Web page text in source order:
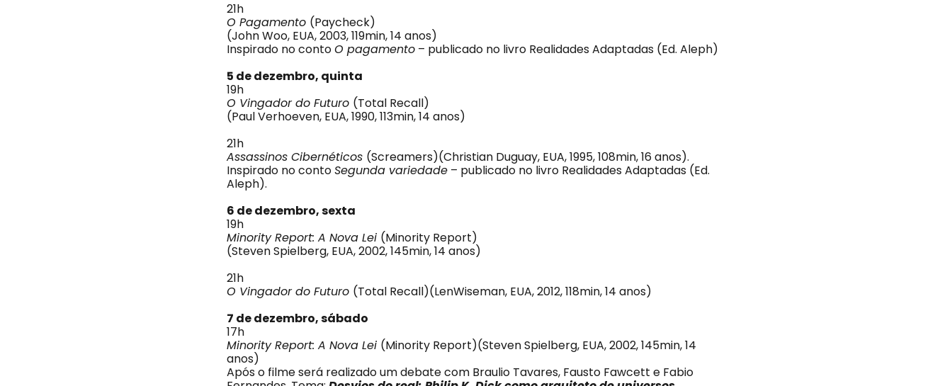
21h
O Pagamento (Paycheck)
(John Woo, EUA, 2003, 119min, 14 anos)
Inspirado no contoO pagamento – publicado no livro Realidades Adaptadas (Ed. Aleph)
5 de dezembro, quinta
19h
O Vingador do Futuro (Total Recall)
(Paul Verhoeven, EUA, 1990, 113min, 14 anos)
21h
Assassinos Cibernéticos (Screamers)(Christian Duguay, EUA, 1995, 108min, 16 anos).
Inspirado no contoSegunda variedade – publicado no livro Realidades Adaptadas (Ed.
Aleph).
6 de dezembro, sexta
19h
Minority Report: A Nova Lei (Minority Report)
(Steven Spielberg, EUA, 2002, 145min, 14 anos)
21h
O Vingador do Futuro (Total Recall)(LenWiseman, EUA, 2012, 118min, 14 anos)
7 de dezembro, sábado
17h
Minority Report: A Nova Lei (Minority Report)(Steven Spielberg, EUA, 2002, 145min, 14
anos)
Após o filme será realizado um debate com Braulio Tavares, Fausto Fawcett e Fabio